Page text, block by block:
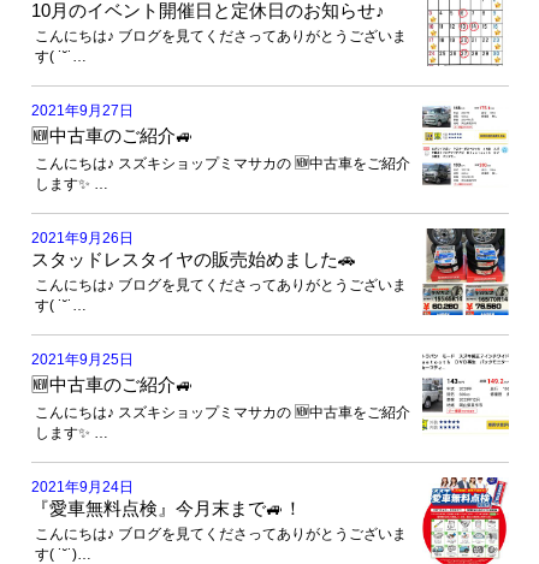
10月のイベント開催日と定休日のお知らせ♪
こんにちは♪ ブログを見てくださってありがとうございま
す( ˙˘˙…
2021年9月27日
🆕中古車のご紹介🚙
こんにちは♪ スズキショップミマサカの 🆕中古車をご紹介
します✨ …
2021年9月26日
スタッドレスタイヤの販売始めました🚗
こんにちは♪ ブログを見てくださってありがとうございま
す( ˙˘˙…
2021年9月25日
🆕中古車のご紹介🚙
こんにちは♪ スズキショップミマサカの 🆕中古車をご紹介
します✨ …
2021年9月24日
『愛車無料点検』今月末まで🚙！
こんにちは♪ ブログを見てくださってありがとうございま
す( ˙˘˙)…